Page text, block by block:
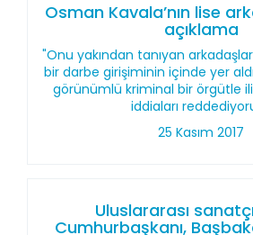
Osman Kavala’nın lise
açıklama
"Onu yakından tanıyan
bir darbe girişiminin içinde yer
görünümlü kriminal bir örgütle
iddiaları
25 Kasım 2017
Uluslararası
Cumhurbaşkanı,